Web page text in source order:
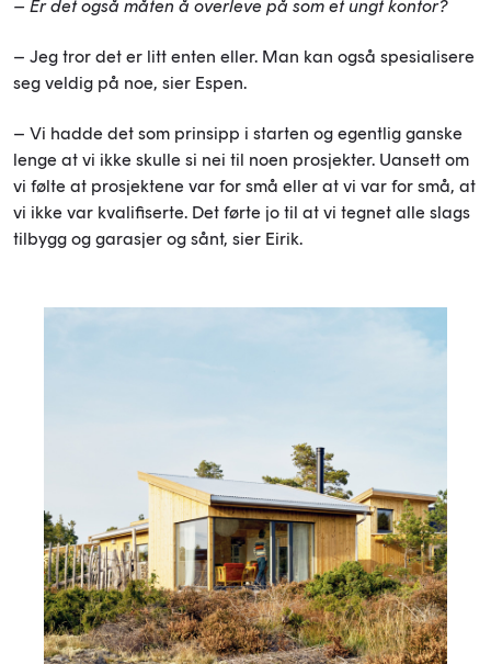
– Er det også måten å overleve på som et ungt kontor?
– Jeg tror det er litt enten eller. Man kan også spesialisere
seg veldig på noe, sier Espen.
– Vi hadde det som prinsipp i starten og egentlig ganske
lenge at vi ikke skulle si nei til noen prosjekter. Uansett om
vi følte at prosjektene var for små eller at vi var for små, at
vi ikke var kvalifiserte. Det førte jo til at vi tegnet alle slags
tilbygg og garasjer og sånt, sier Eirik.